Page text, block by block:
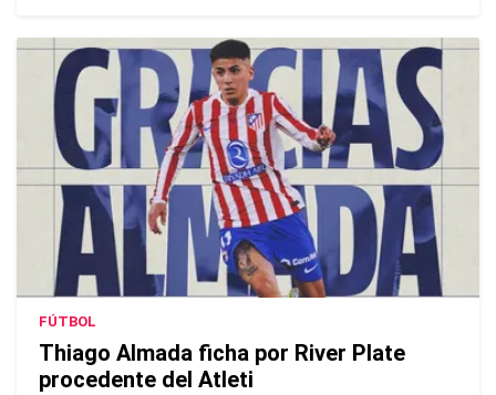
FÚTBOL
Thiago Almada ficha por River Plate
procedente del Atleti